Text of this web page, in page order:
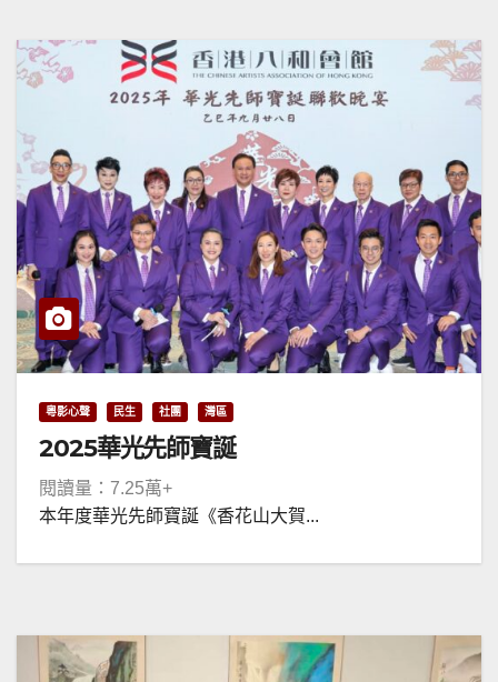
粵影心聲 民生 社團 灣區
2025華光先師寶誕
閱讀量：7.25萬+
本年度華光先師寶誕《香花山大賀...